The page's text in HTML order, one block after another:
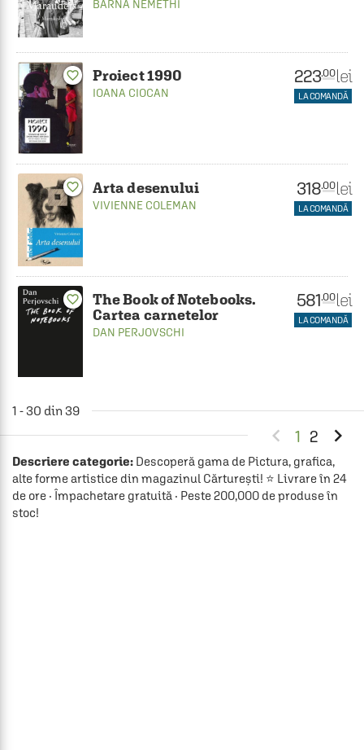
BARNA NEMETHI
favorite_border Proiect 1990
IOANA CIOCAN
223.00 lei
LA COMANDĂ
favorite_border Arta desenului
VIVIENNE COLEMAN
318.00 lei
LA COMANDĂ
favorite_border
The Book of Notebooks.
Cartea carnetelor
DAN PERJOVSCHI
581.00 lei
LA COMANDĂ
1 - 30 din 39
 1 2 
Descriere categorie: Descoperă gama de Pictura, grafica,
alte forme artistice din magazinul Cărturești! ⭐ Livrare în 24
de ore · Împachetare gratuită · Peste 200,000 de produse în
stoc!